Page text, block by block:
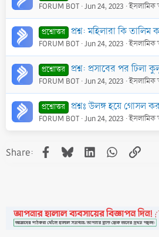
FORUM BOT Jun 24, 2023
প্রশ্নোত্তর প্রশ্ন: মহিলারা কি তালিম করতে গিয়ে ঘর থেকে
FORUM BOT Jun 24, 2023
প্রশ্নোত্তর প্রশ্ন: প্রসাবের পর ঢিলা
FORUM BOT Jun 24, 2023
প্রশ্নোত্তর প্রশ্নঃ উলঙ্গ হয়ে গোসল করা যাবে কি? পুরুষ-
FORUM BOT Jun 24, 2023
Share: Facebook
BlueskyLinkedInWhatsApp
Link